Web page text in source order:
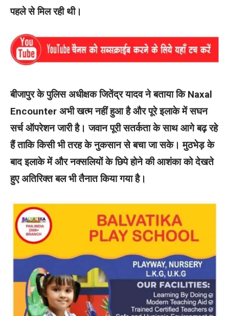
पहले से मिल रही थी।
बीजापुर के पुलिस अधीक्षक जितेंद्र यादव ने बताया कि Naxal
Encounter अभी खत्म नहीं हुआ है और पूरे इलाके में सघन
सर्च ऑपरेशन जारी है। जवान पूरी सतर्कता के साथ आगे बढ़ रहे
हैं ताकि किसी भी तरह के नुकसान से बचा जा सके। मुठभेड़ के
बाद इलाके में और नक्सलियों के छिपे होने की आशंका को देखते
हुए अतिरिक्त बल भी तैनात किया गया है।